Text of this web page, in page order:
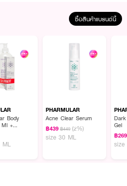
เซรั่มเนื้อบางเบา ซึมไว ไม่เหนียวเหนอะหนะ
พร้อมส่วนผสมสำคัญที่ช่วยลดเลือนรอยแดง
อ ลดโอกาสเกิดสิวซ้ำซาก และควบคุมความ
ร้างมาเพื่อผิวเป็นสิวโดยตรง ให้ผลลัพธ์
ซื้อสินค้าแบรนด์นี้
Body
Ml +
Acne Clear
200 Ml
PHARMULAR
Acne Clear Serum
฿439 ฿449 (2%)
size 30 ML
Gel
฿269
size